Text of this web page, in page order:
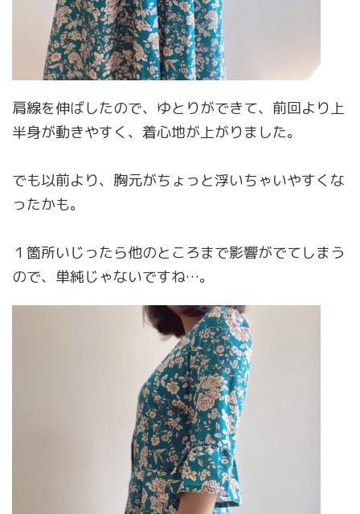
肩線を伸ばしたので、ゆとりができて、前回より上
半身が動きやすく、着心地が上がりました。
でも以前より、胸元がちょっと浮いちゃいやすくな
ったかも。
１箇所いじったら他のところまで影響がでてしまう
ので、単純じゃないですね…。